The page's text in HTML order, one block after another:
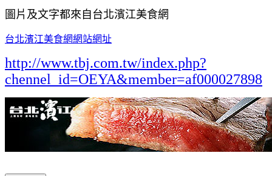
圖片及文字都來自台北濱江美食網
台北濱江美食網網站網址
http://www.tbj.com.tw/index.php?
chennel_id=OEYA&member=af000027898